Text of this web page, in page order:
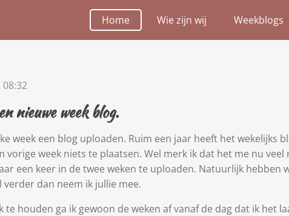
Home Wie zijn wij Weekblogs
nieuwe week blog.
week een blog uploaden. Ruim een jaar heeft het wekelijks
vorige week niets te plaatsen. Wel merk ik dat het me nu
een keer in de twee weken te uploaden. Natuurlijk hebben
dan neem ik jullie mee.
te houden ga ik gewoon de weken af vanaf de dag dat ik het